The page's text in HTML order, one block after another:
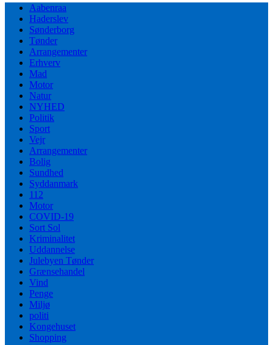
Aabenraa
Haderslev
Sønderborg
Tønder
Arrangementer
Erhverv
Mad
Motor
Natur
NYHED
Politik
Sport
Vejr
Arrangementer
Bolig
Sundhed
Syddanmark
112
Motor
COVID-19
Sort Sol
Kriminalitet
Uddannelse
Julebyen Tønder
Grænsehandel
Vind
Penge
Miljø
politi
Kongehuset
Shopping